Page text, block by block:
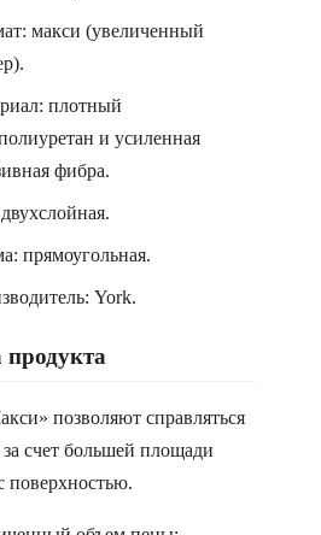
макси (увеличенный
плотный
и усиленная
фибра.
прямоугольная.
York.
позволяют справляться
счет большей площади
поверхностью.